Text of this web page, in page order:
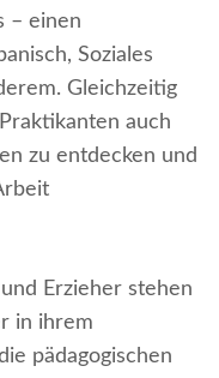
– einen
Soziales
Gleichzeitig
auch
zu entdecken und
Erzieher stehen
in ihrem
pädagogischen